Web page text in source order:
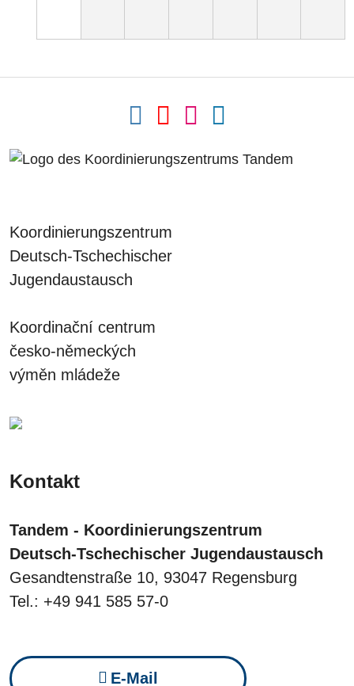
Koordinierungszentrum
Deutsch-Tschechischer
Jugendaustausch
Koordinační centrum
česko-německých
výměn mládeže
Kontakt
Tandem - Koordinierungszentrum
Deutsch-Tschechischer Jugendaustausch
Gesandtenstraße 10, 93047 Regensburg
Tel.: +49 941 585 57-0
E-Mail